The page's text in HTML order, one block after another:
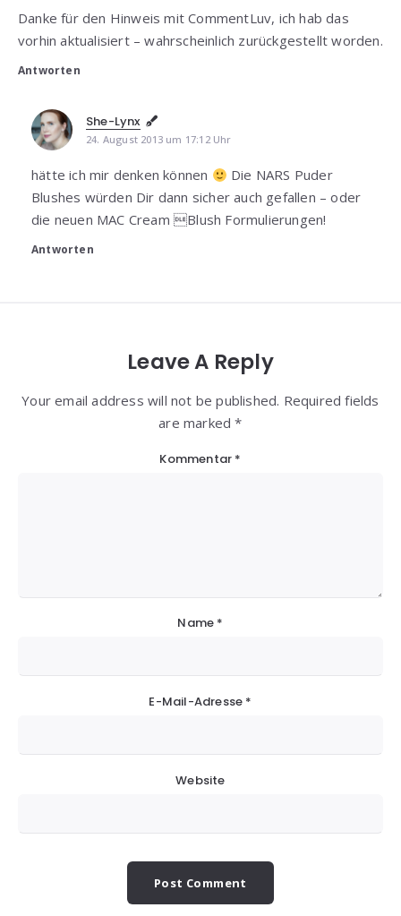
Danke für den Hinweis mit CommentLuv, ich hab das
vorhin aktualisiert – wahrscheinlich zurückgestellt worden.
Antworten
She-Lynx
24. August 2013 um 17:12 Uhr
hätte ich mir denken können
Die NARS Puder
Blushes würden Dir dann sicher auch gefallen – oder
die neuen MAC Cream Blush Formulierungen!
Antworten
Leave A Reply
Your email address will not be published. Required fields
are marked *
Kommentar *
Name *
E-Mail-Adresse *
Website